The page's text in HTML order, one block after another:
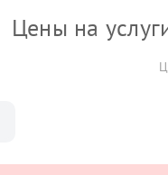
Цены на